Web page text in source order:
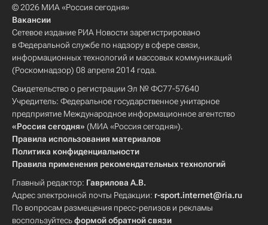
© 2026 МИА «Россия сегодня»
Вакансии
Сетевое издание РИА Новости зарегистрировано
в Федеральной службе по надзору в сфере связи,
информационных технологий и массовых коммуникаций
(Роскомнадзор) 08 апреля 2014 года.
Свидетельство о регистрации Эл № ФС77-57640
Учредитель: Федеральное государственное унитарное
предприятие Международное информационное агентство
«Россия сегодня» (МИА «Россия сегодня»).
Правила использования материалов
Политика конфиденциальности
Правила применения рекомендательных технологий
Главный редактор: Гаврилова А.В.
Адрес электронной почты Редакции: r-sport.internet@ria.ru
По вопросам размещения пресс-релизов и рекламы
воспользуйтесьформой обратной связи